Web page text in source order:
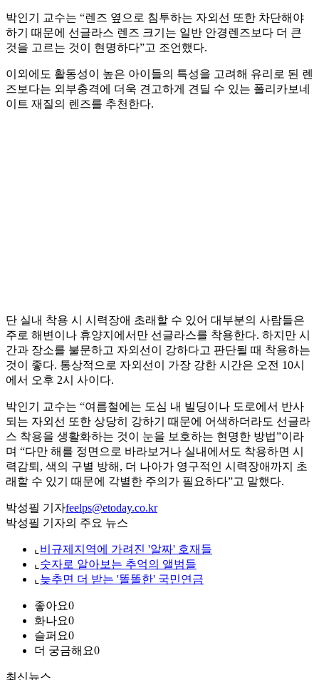
박인기 교수는 “렌즈 옆으로 침투하는 자외선 또한 차단해야
하기 때문에 선글라스 렌즈 크기는 일반 안경렌즈보다 더 큰
것을 고르는 것이 현명하다”고 조언했다.
이외에도 활동성이 높은 아이들의 특성을 고려해 유리로 된 렌
즈보다는 외부충격에 더욱 견고하게 견딜 수 있는 폴리카보네
이트 재질의 렌즈를 추천한다.
단 실내 착용 시 시력장애 초래할 수 있어 대부분의 사람들은
주로 해변이나 휴양지에서만 선글라스를 착용한다. 하지만 시
간과 장소를 불문하고 자외선이 강하다고 판단될 때 착용하는
것이 좋다. 통상적으로 자외선이 가장 강한 시간은 오전 10시
에서 오후 2시 사이다.
박인기 교수는 “여름철에는 도심 내 빌딩이나 도로에서 반사
되는 자외선 또한 상당히 강하기 때문에 어색하더라도 선글라
스 착용을 생활화하는 것이 눈을 보호하는 현명한 방법”이라
며 “다만 해를 정면으로 바라보거나 실내에서도 착용하면 시
력감퇴, 색의 구별 방해, 더 나아가 영구적인 시력장애까지 초
래할 수 있기 때문에 각별한 주의가 필요하다”고 말했다.
박성필 기자feelps@etoday.co.kr
박성필 기자의 주요 뉴스
⌞ 비규제지역에 가려진 '알짜' 호재들
⌞ 숫자로 알아보는 추억의 앨범들
⌞ 늦추면 더 받는 '똘똘한' 국민연금
좋아요0
화나요0
슬퍼요0
더 궁금해요0
최신뉴스